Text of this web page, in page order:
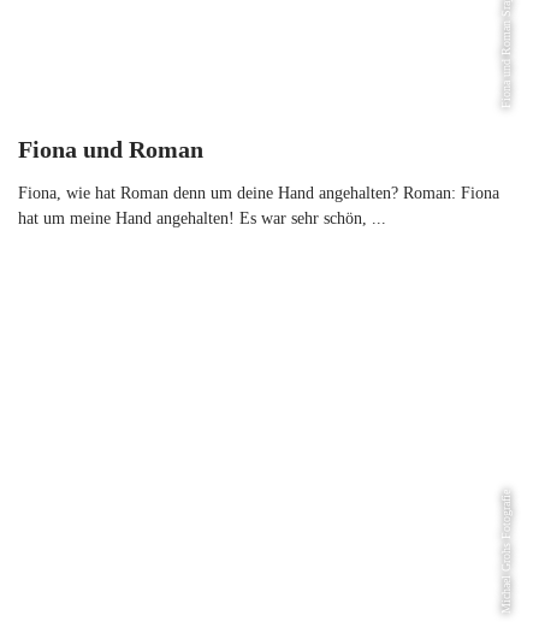
Fiona und Roman Sraj
Fiona und Roman
Fiona, wie hat Roman denn um deine Hand angehalten? Roman: Fiona
hat um meine Hand angehalten! Es war sehr schön, ...
Michael Grohs Fotografie